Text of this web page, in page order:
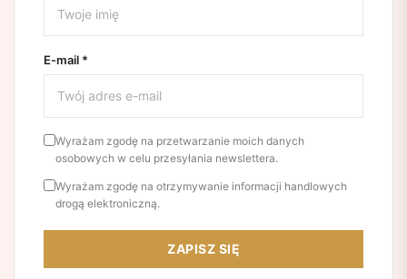
E-mail *
Wyrażam zgodę na przetwarzanie moich danych
osobowych w celu przesyłania newslettera.
Wyrażam zgodę na otrzymywanie informacji handlowych
drogą elektroniczną.
ZAPISZ SIĘ